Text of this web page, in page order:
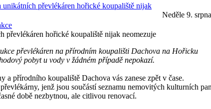
unikátních převlékáren hořické koupaliště nijak
Neděle 9.
převlékáren hořické koupaliště nijak neomezuje
převlékáren na přírodním koupališti Dachova na Hořicku
pobyt u vody v žádném případě nepokazí.
a přírodního koupaliště Dachova vás zanese zpět v čase.
jenž jsou součástí seznamu nemovitých kulturních
době nezbytnou, ale citlivou renovací.